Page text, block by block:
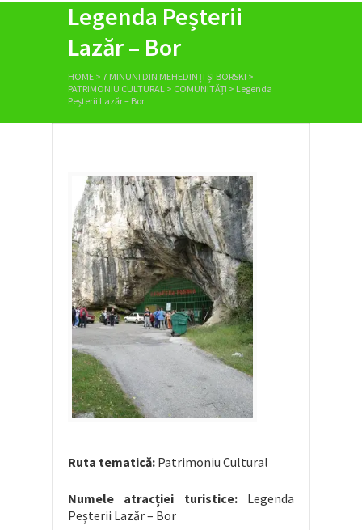
Legenda Peșterii
Lazăr – Bor
HOME > 7 MINUNI DIN MEHEDINȚI ȘI BORSKI >
PATRIMONIU CULTURAL > COMUNITĂȚI > Legenda
Peșterii Lazăr – Bor
Ruta tematică: Patrimoniu Cultural
Numele atracției turistice:Legenda
Peșterii Lazăr – Bor